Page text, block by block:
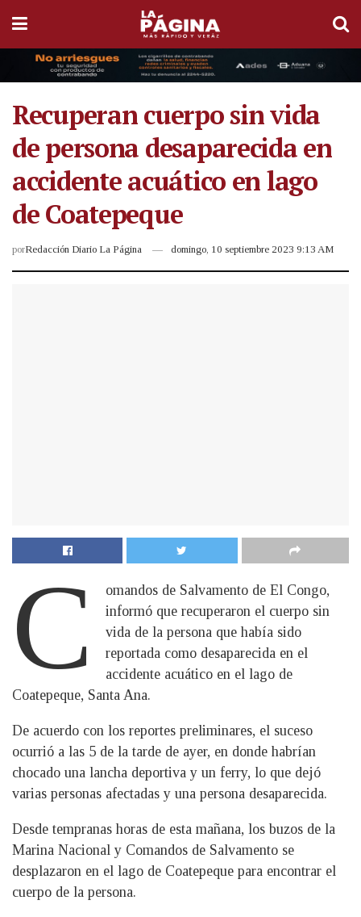
Recuperan cuerpo sin vida
de persona desaparecida en
accidente acuático en lago
de Coatepeque
porRedacción Diario La Página domingo, 10 septiembre 2023 9:13 AM
C
omandos de Salvamento de El Congo,
informó que recuperaron el cuerpo sin
vida de la persona que había sido
reportada como desaparecida en el
accidente acuático en el lago de
Coatepeque, Santa Ana.
De acuerdo con los reportes preliminares, el suceso
ocurrió a las 5 de la tarde de ayer, en donde habrían
chocado una lancha deportiva y un ferry, lo que dejó
varias personas afectadas y una persona desaparecida.
Desde tempranas horas de esta mañana, los buzos de la
Marina Nacional y Comandos de Salvamento se
desplazaron en el lago de Coatepeque para encontrar el
cuerpo de la persona.